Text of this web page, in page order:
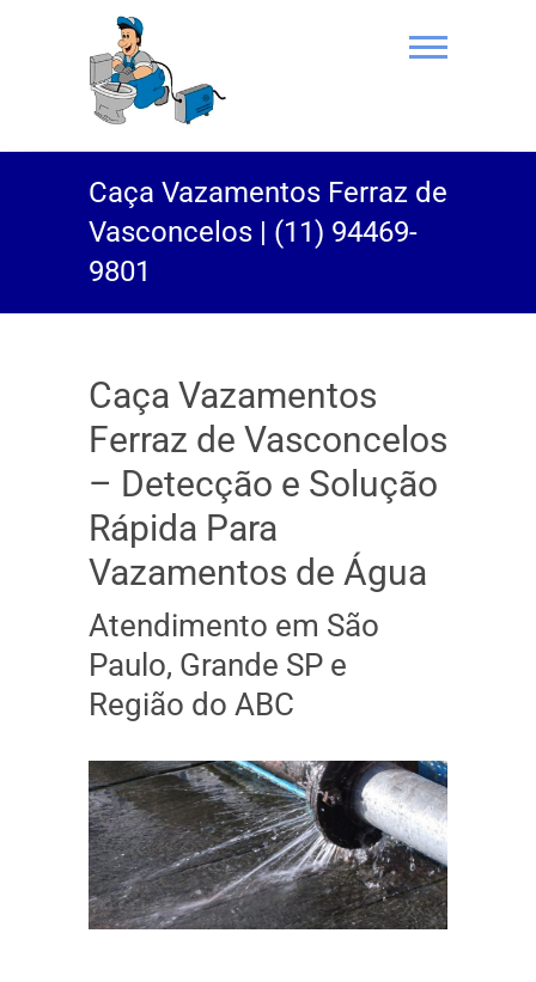
(11) 94469-
9801 |
Desentupidora
Caça Vazamentos Ferraz de
Vasconcelos | (11) 94469-
9801
Caça Vazamentos
Ferraz de Vasconcelos
– Detecção e Solução
Rápida Para
Vazamentos de Água
Atendimento em São
Paulo, Grande SP e
Região do ABC